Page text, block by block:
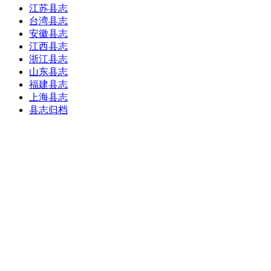
江苏县志
台湾县志
安徽县志
江西县志
浙江县志
山东县志
福建县志
上海县志
县志归档